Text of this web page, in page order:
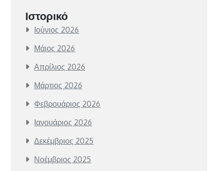
Ιστορικό
Ιούνιος 2026
Μάιος 2026
Απρίλιος 2026
Μάρτιος 2026
Φεβρουάριος 2026
Ιανουάριος 2026
Δεκέμβριος 2025
Νοέμβριος 2025